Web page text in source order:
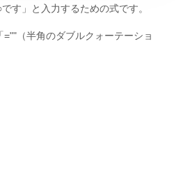
す」と入力するための式です。
（半角のダブルクォーテーショ